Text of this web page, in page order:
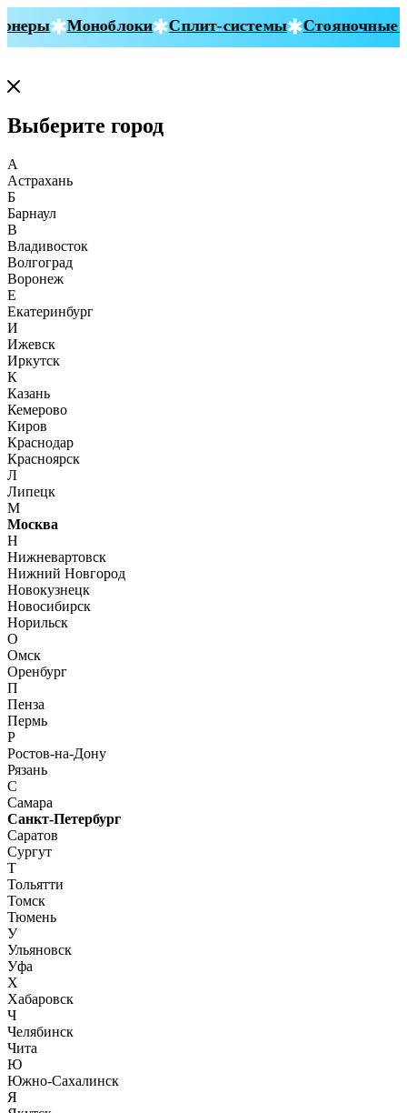
Моноблоки Сплит-системы Стояночные
Выберите город
А
Астрахань
Б
Барнаул
В
Владивосток
Волгоград
Воронеж
Е
Екатеринбург
И
Ижевск
Иркутск
К
Казань
Кемерово
Киров
Краснодар
Красноярск
Л
Липецк
М
Москва
Н
Нижневартовск
Нижний Новгород
Новокузнецк
Новосибирск
Норильск
О
Омск
Оренбург
П
Пенза
Пермь
Р
Ростов-на-Дону
Рязань
С
Самара
Санкт-Петербург
Саратов
Сургут
Т
Тольятти
Томск
Тюмень
У
Ульяновск
Уфа
Х
Хабаровск
Ч
Челябинск
Чита
Ю
Южно-Сахалинск
Я